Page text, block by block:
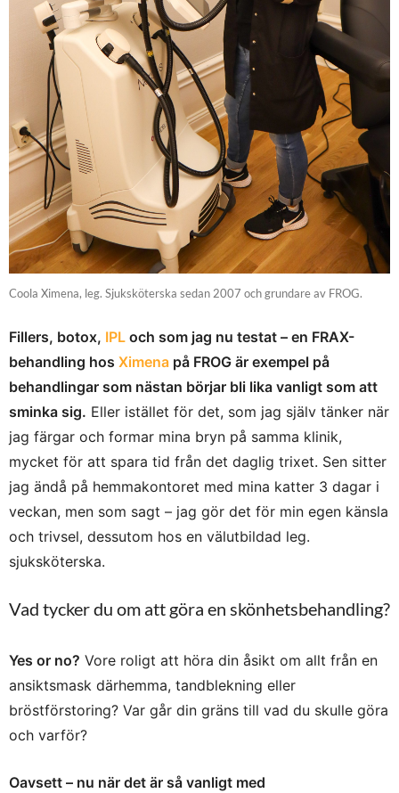
Coola Ximena, leg. Sjuksköterska sedan 2007 och grundare av FROG.
Fillers, botox, IPL och som jag nu testat – en FRAX-
behandling hos Ximena på FROG är exempel på
behandlingar som nästan börjar bli lika vanligt som att
sminka sig. Eller istället för det, som jag själv tänker när
jag färgar och formar mina bryn på samma klinik,
mycket för att spara tid från det daglig trixet. Sen sitter
jag ändå på hemmakontoret med mina katter 3 dagar i
veckan, men som sagt – jag gör det för min egen känsla
och trivsel, dessutom hos en välutbildad leg.
sjuksköterska.
Vad tycker du om att göra en skönhetsbehandling?
Yes or no? Vore roligt att höra din åsikt om allt från en
ansiktsmask därhemma, tandblekning eller
bröstförstoring? Var går din gräns till vad du skulle göra
och varför?
Oavsett – nu när det är så vanligt med